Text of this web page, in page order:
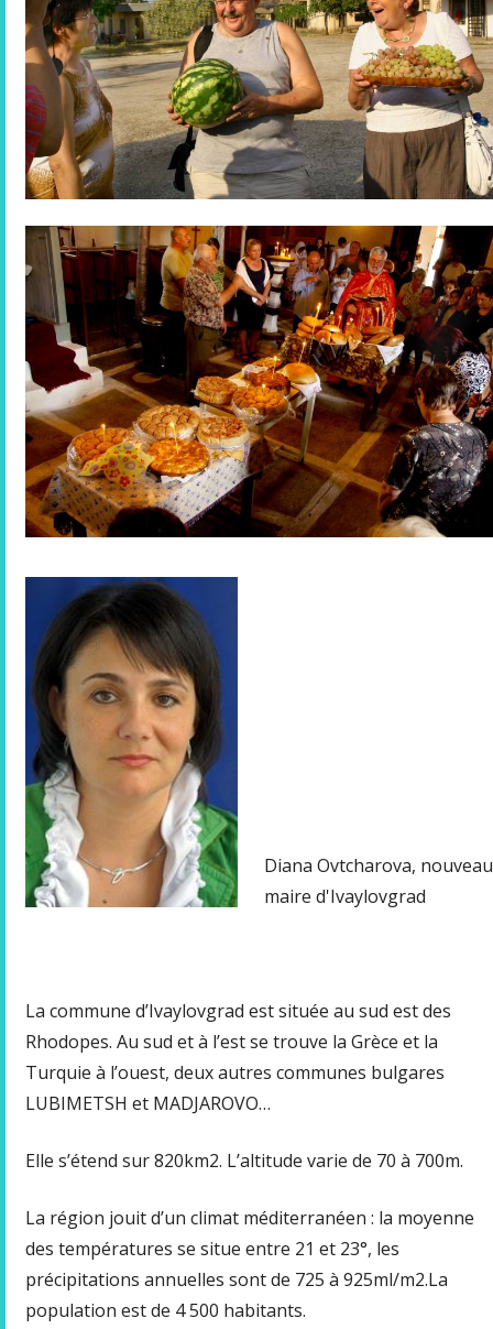
Diana Ovtcharova, nouveau
maire d'Ivaylovgrad
La commune d’Ivaylovgrad est située au sud est des
Rhodopes. Au sud et à l’est se trouve la Grèce et la
Turquie à l’ouest, deux autres communes bulgares
LUBIMETSH et MADJAROVO…
Elle s’étend sur 820km2. L’altitude varie de 70 à 700m.
La région jouit d’un climat méditerranéen : la moyenne
des températures se situe entre 21 et 23°, les
précipitations annuelles sont de 725 à 925ml/m2.La
population est de 4 500 habitants.